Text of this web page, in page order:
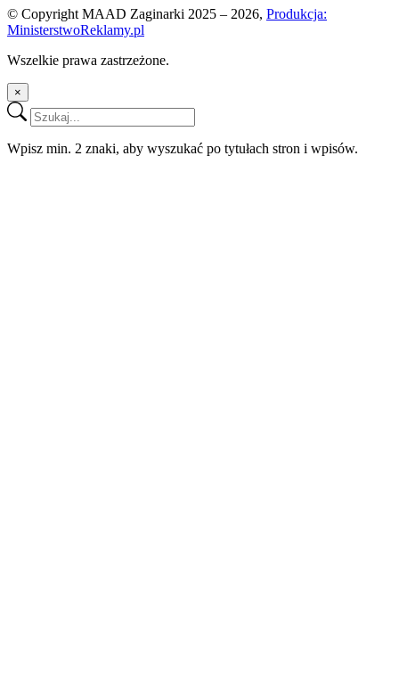
© Copyright MAAD Zaginarki 2025 – 2026, Produkcja:
MinisterstwoReklamy.pl
Wszelkie prawa zastrzeżone.
×
Wpisz min. 2 znaki, aby wyszukać po tytułach stron i wpisów.